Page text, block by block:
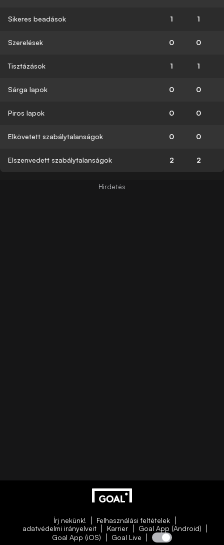
Sikeres beadások 1 1
Szerelések 0 0
Tisztázások 1 1
Sárga lapok 0 0
Piros lapok 0 0
Elkövetett szabálytalanságok 0 0
Elszenvedett szabálytalanságok 2 2
Írj nekünk!
Felhasználási feltételek
adatvédelmi irányelveit
Karrier
Goal App (Android)
Goal App (iOS)
Goal Live